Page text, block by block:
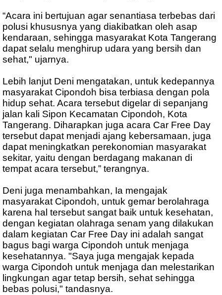
“Acara ini bertujuan agar senantiasa terbebas dari
polusi khususnya yang diakibatkan oleh asap
kendaraan, sehingga masyarakat Kota Tangerang
dapat selalu menghirup udara yang bersih dan
sehat," ujarnya.
Lebih lanjut Deni mengatakan, untuk kedepannya
masyarakat Cipondoh bisa terbiasa dengan pola
hidup sehat. Acara tersebut digelar di sepanjang
jalan kali Sipon Kecamatan Cipondoh, Kota
Tangerang. Diharapkan juga acara Car Free Day
tersebut dapat menjadi ajang kebersamaan, juga
dapat meningkatkan perekonomian masyarakat
sekitar, yaitu dengan berdagang makanan di
tempat acara tersebut,” terangnya.
Deni juga menambahkan, Ia mengajak
masyarakat Cipondoh, untuk gemar berolahraga
karena hal tersebut sangat baik untuk kesehatan,
dengan kegiatan olahraga senam yang dilakukan
dalam kegiatan Car Free Day ini adalah sangat
bagus bagi warga Cipondoh untuk menjaga
kesehatannya. "Saya juga mengajak kepada
warga Cipondoh untuk menjaga dan melestarikan
lingkungan agar tetap bersih, sehat sehingga
bebas polusi," tandasnya.